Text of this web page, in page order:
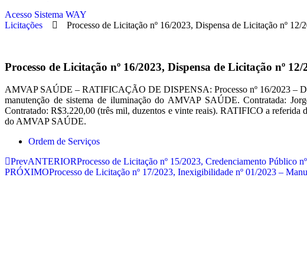
Acesso Sistema WAY
Licitações
Processo de Licitação nº 16/2023, Dispensa de Licitação nº
Processo de Licitação nº 16/2023, Dispensa de Licitação nº
AMVAP SAÚDE – RATIFICAÇÃO DE DISPENSA: Processo nº 16/2023 –
manutenção de sistema de iluminação do AMVAP SAÚDE. Contratada:
Contratado: R$3.220,00 (três mil, duzentos e vinte reais). RATIFICO a referida
do AMVAP SAÚDE.
Ordem de Serviços
PrevANTERIORProcesso de Licitação nº 15/2023, Credenciamento Público
PRÓXIMOProcesso de Licitação nº 17/2023, Inexigibilidade nº 01/2023 –